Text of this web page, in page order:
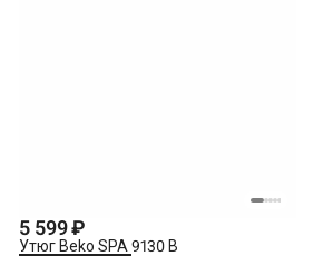
5 599 ₽
Утюг Beko SPA 9130 B